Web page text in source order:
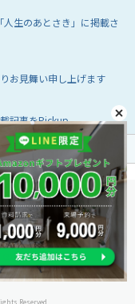
人生のあとさき」に掲載さ
お見舞い申し上げます
記事をPickup
宅地建物取引業協会会員／北陸不
8）第5025号
Reserved.